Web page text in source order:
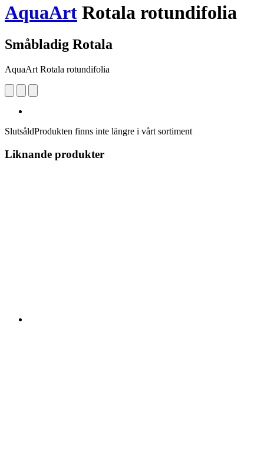
AquaArt Rotala rotundifolia
Småbladig Rotala
AquaArt Rotala rotundifolia
SlutsåldProdukten finns inte längre i vårt sortiment
Liknande produkter